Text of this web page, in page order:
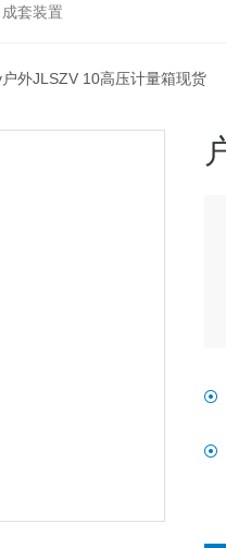
套装置
外JLSZV 10高压计量箱现货